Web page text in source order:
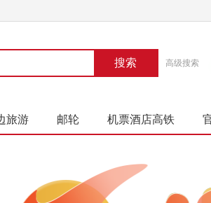
搜索 高级搜索
旅游 邮轮 机票酒店高铁